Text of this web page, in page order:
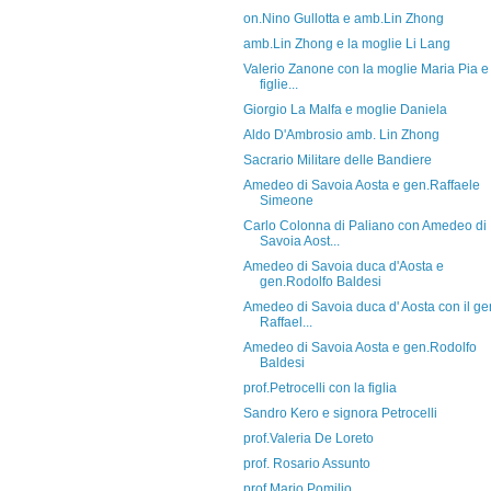
on.Nino Gullotta e amb.Lin Zhong
amb.Lin Zhong e la moglie Li Lang
Valerio Zanone con la moglie Maria Pia e
figlie...
Giorgio La Malfa e moglie Daniela
Aldo D'Ambrosio amb. Lin Zhong
Sacrario Militare delle Bandiere
Amedeo di Savoia Aosta e gen.Raffaele
Simeone
Carlo Colonna di Paliano con Amedeo di
Savoia Aost...
Amedeo di Savoia duca d'Aosta e
gen.Rodolfo Baldesi
Amedeo di Savoia duca d' Aosta con il
Raffael...
Amedeo di Savoia Aosta e gen.Rodolfo
Baldesi
prof.Petrocelli con la figlia
Sandro Kero e signora Petrocelli
prof.Valeria De Loreto
prof. Rosario Assunto